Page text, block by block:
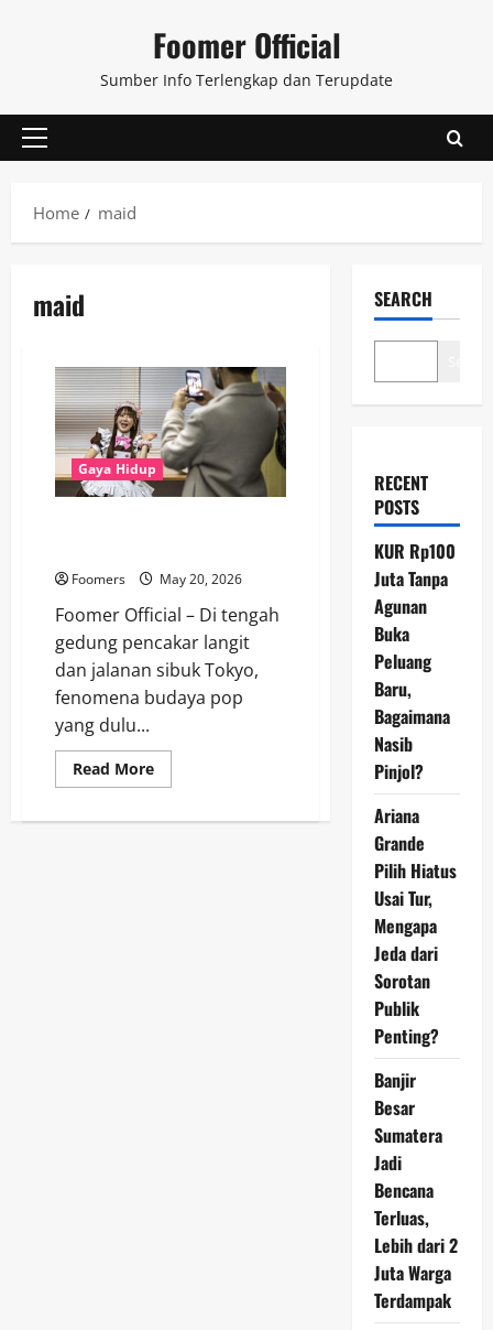
Foomer Official
Sumber Info Terlengkap dan Terupdate
Primary
Home
maid
maid
Gaya Hidup
Foomers May 20, 2026
Foomer Official – Di tengah
gedung pencakar langit
dan jalanan sibuk Tokyo,
fenomena budaya pop
yang dulu...
Read MoreRead
more
Dulu
SEARCH
RECENT
POSTS
KUR Rp100
Juta Tanpa
Agunan
Buka
Peluang
Baru,
Bagaimana
Nasib
Pinjol?
Ariana
Grande
Pilih Hiatus
Usai Tur,
Mengapa
Jeda dari
Sorotan
Publik
Penting?
Banjir
Besar
Sumatera
Jadi
Bencana
Terluas,
Lebih dari 2
Juta Warga
Terdampak